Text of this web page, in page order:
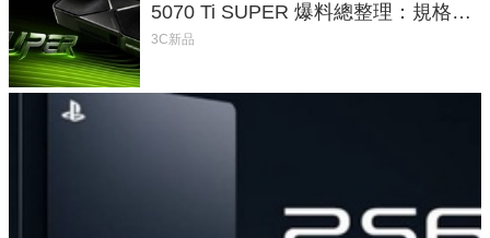
5070 Ti SUPER 爆料總整理：規格、
功耗、上市時間
3C新品